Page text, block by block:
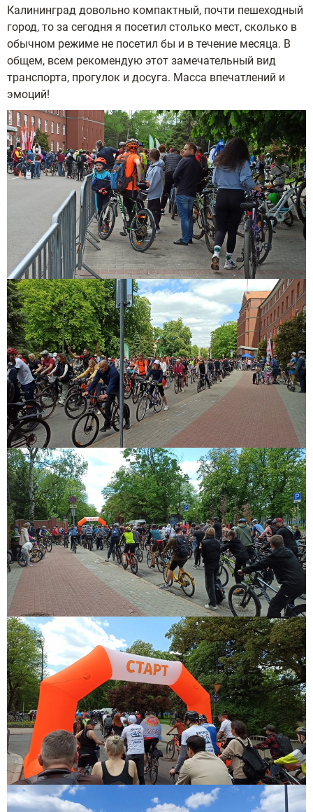
Калининград довольно компактный, почти пешеходный
город, то за сегодня я посетил столько мест, сколько в
обычном режиме не посетил бы и в течение месяца. В
общем, всем рекомендую этот замечательный вид
транспорта, прогулок и досуга. Масса впечатлений и
эмоций!